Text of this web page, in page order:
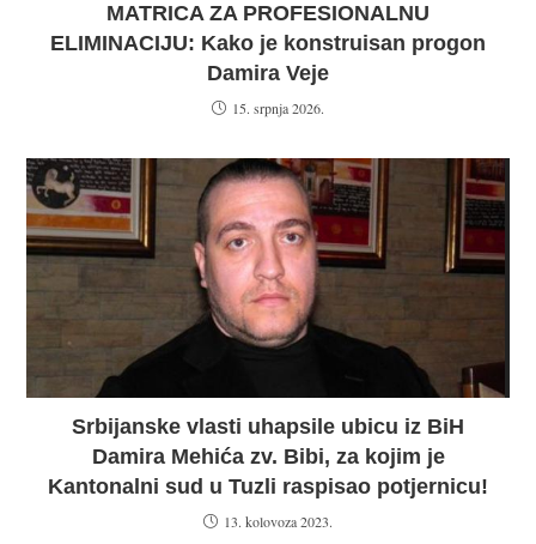
MATRICA ZA PROFESIONALNU
ELIMINACIJU: Kako je konstruisan progon
Damira Veje
15. srpnja 2026.
Srbijanske vlasti uhapsile ubicu iz BiH
Damira Mehića zv. Bibi, za kojim je
Kantonalni sud u Tuzli raspisao potjernicu!
13. kolovoza 2023.